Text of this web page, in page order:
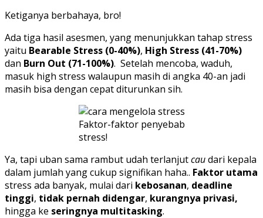
Ketiganya berbahaya, bro!
Ada tiga hasil asesmen, yang menunjukkan tahap stress
yaitu Bearable Stress (0-40%), High Stress (41-70%)
dan Burn Out (71-100%). Setelah mencoba, waduh,
masuk high stress walaupun masih di angka 40-an jadi
masih bisa dengan cepat diturunkan sih.
Faktor-faktor penyebab
stress!
Ya, tapi uban sama rambut udah terlanjutcaudari kepala
dalam jumlah yang cukup signifikan haha.. Faktor utama
stress ada banyak, mulai dari kebosanan, deadline
tinggi, tidak pernah didengar, kurangnya privasi,
hingga ke seringnya multitasking.